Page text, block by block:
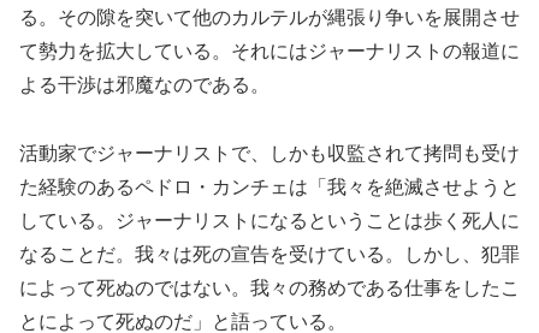
る。その隙を突いて他のカルテルが縄張り争いを展開させ
て勢力を拡大している。それにはジャーナリストの報道に
よる干渉は邪魔なのである。
活動家でジャーナリストで、しかも収監されて拷問も受け
た経験のあるペドロ・カンチェは「我々を絶滅させようと
している。ジャーナリストになるということは歩く死人に
なることだ。我々は死の宣告を受けている。しかし、犯罪
によって死ぬのではない。我々の務めである仕事をしたこ
とによって死ぬのだ」と語っている。